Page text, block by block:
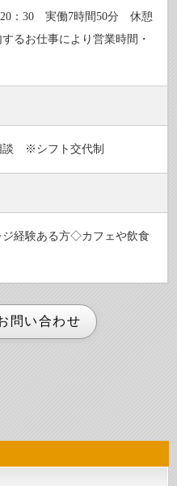
20：30 実働7時間50分 休憩
るお仕事により営業時間・
談 ※シフト交代制
経験ある方◇カフェや飲食